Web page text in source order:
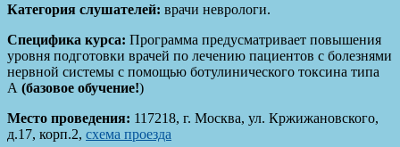
Категория слушателей: врачи неврологи.
Специфика курса: Программа предусматривает повышения
уровня подготовки врачей по лечению пациентов с болезнями
нервной системы с помощью ботулинического токсина типа
А (базовое обучение!)
Место проведения: 117218, г. Москва, ул. Кржижановского,
д.17, корп.2, схема проезда